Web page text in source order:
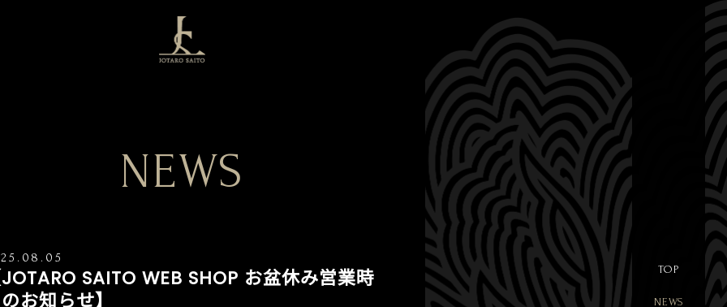
TOP
NEWS
NEWS
SAITO WEB SHOP お盆休み営業時
お知らせ】